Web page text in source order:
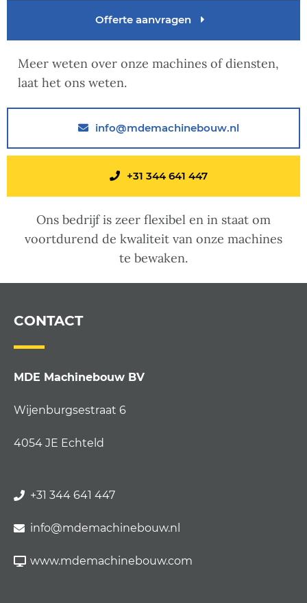
Offerte aanvragen
Meer weten over onze machines of diensten,
laat het ons weten.
info@mdemachinebouw.nl
+31 344 641 447
Ons bedrijf is zeer flexibel en in staat om
voortdurend de kwaliteit van onze machines
te bewaken.
CONTACT
MDE Machinebouw BV
Wijenburgsestraat 6
4054 JE Echteld
+31 344 641 447
info@mdemachinebouw.nl
www.mdemachinebouw.com